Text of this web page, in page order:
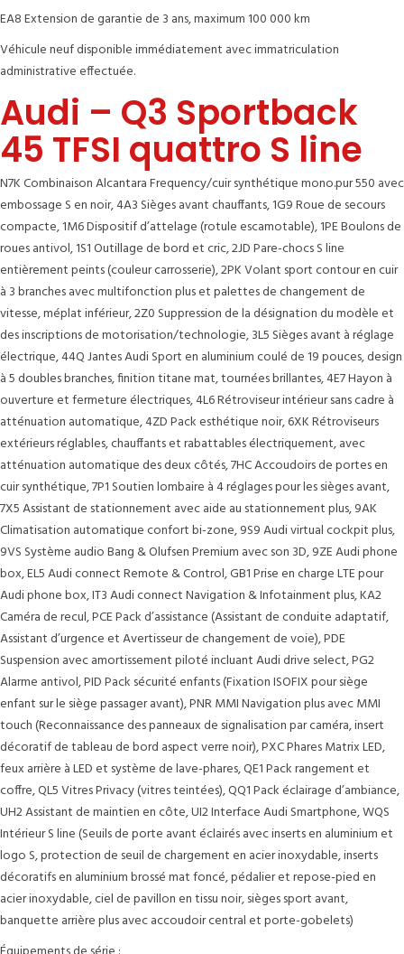
EA8 Extension de garantie de 3 ans, maximum 100 000 km
Véhicule neuf disponible immédiatement avec immatriculation
administrative effectuée.
Audi – Q3 Sportback
45 TFSI quattro S line
N7K Combinaison Alcantara Frequency/cuir synthétique mono.pur 550 avec
embossage S en noir, 4A3 Sièges avant chauffants, 1G9 Roue de secours
compacte, 1M6 Dispositif d’attelage (rotule escamotable), 1PE Boulons de
roues antivol, 1S1 Outillage de bord et cric, 2JD Pare-chocs S line
entièrement peints (couleur carrosserie), 2PK Volant sport contour en cuir
à 3 branches avec multifonction plus et palettes de changement de
vitesse, méplat inférieur, 2Z0 Suppression de la désignation du modèle et
des inscriptions de motorisation/technologie, 3L5 Sièges avant à réglage
électrique, 44Q Jantes Audi Sport en aluminium coulé de 19 pouces, design
à 5 doubles branches, finition titane mat, tournées brillantes, 4E7 Hayon à
ouverture et fermeture électriques, 4L6 Rétroviseur intérieur sans cadre à
atténuation automatique, 4ZD Pack esthétique noir, 6XK Rétroviseurs
extérieurs réglables, chauffants et rabattables électriquement, avec
atténuation automatique des deux côtés, 7HC Accoudoirs de portes en
cuir synthétique, 7P1 Soutien lombaire à 4 réglages pour les sièges avant,
7X5 Assistant de stationnement avec aide au stationnement plus, 9AK
Climatisation automatique confort bi-zone, 9S9 Audi virtual cockpit plus,
9VS Système audio Bang & Olufsen Premium avec son 3D, 9ZE Audi phone
box, EL5 Audi connect Remote & Control, GB1 Prise en charge LTE pour
Audi phone box, IT3 Audi connect Navigation & Infotainment plus, KA2
Caméra de recul, PCE Pack d’assistance (Assistant de conduite adaptatif,
Assistant d’urgence et Avertisseur de changement de voie), PDE
Suspension avec amortissement piloté incluant Audi drive select, PG2
Alarme antivol, PID Pack sécurité enfants (Fixation ISOFIX pour siège
enfant sur le siège passager avant), PNR MMI Navigation plus avec MMI
touch (Reconnaissance des panneaux de signalisation par caméra, insert
décoratif de tableau de bord aspect verre noir), PXC Phares Matrix LED,
feux arrière à LED et système de lave-phares, QE1 Pack rangement et
coffre, QL5 Vitres Privacy (vitres teintées), QQ1 Pack éclairage d’ambiance,
UH2 Assistant de maintien en côte, UI2 Interface Audi Smartphone, WQS
Intérieur S line (Seuils de porte avant éclairés avec inserts en aluminium et
logo S, protection de seuil de chargement en acier inoxydable, inserts
décoratifs en aluminium brossé mat foncé, pédalier et repose-pied en
acier inoxydable, ciel de pavillon en tissu noir, sièges sport avant,
banquette arrière plus avec accoudoir central et porte-gobelets)